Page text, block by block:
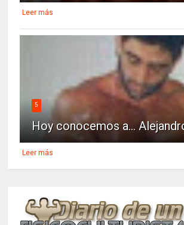
Leer más
5
Hoy conocemos a...
Leer más